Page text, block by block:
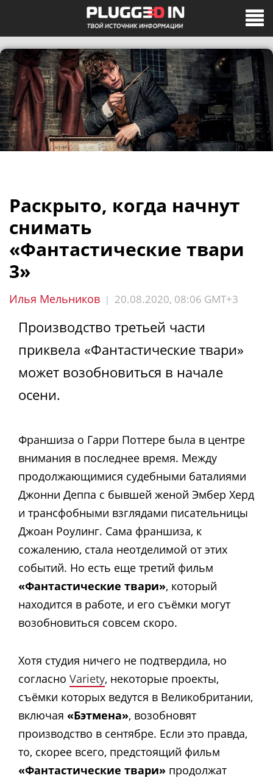
Раскрыто, когда начнут
снимать
«Фантастические твари
3»
Илья Мельников | 20.08.2020, 08:06 GMT+3
Производство третьей части
приквела «Фантастические твари»
может возобновиться в начале
осени.
Франшиза о Гарри Поттере была в центре
внимания в последнее время. Между
продолжающимися судебными баталиями
Джонни Деппа с бывшей женой Эмбер Херд
и трансфобными взглядами писательницы
Джоан Роулинг. Сама франшиза, к
сожалению, стала неотделимой от этих
событий. Но есть еще третий фильм
«Фантастические твари», который
находится в работе, и его съёмки могут
возобновиться совсем скоро.
Хотя студия ничего не подтвердила, но
согласно Variety, некоторые проекты,
съёмки которых ведутся в Великобритании,
включая «Бэтмена», возобновят
производство в сентябре. Если это правда,
то, скорее всего, предстоящий фильм
«Фантастические твари» продолжат